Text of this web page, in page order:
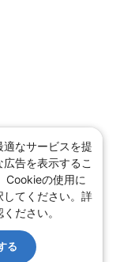
なサービスを提
告を表示するこ
Cookieの使用に
てください。詳
ださい。
る